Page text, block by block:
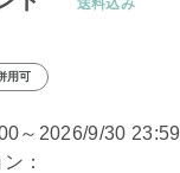
送料込み
用可
～2026/9/30 23:59
：